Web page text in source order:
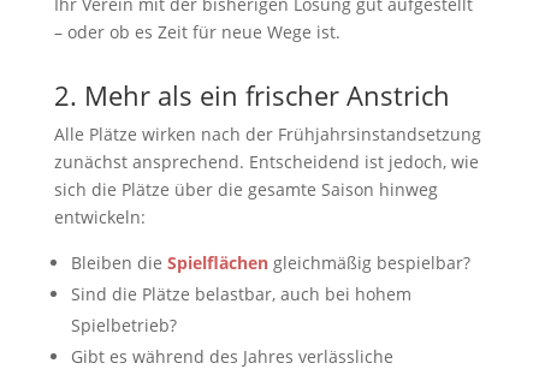
– oder ob es Zeit für neue Wege ist.
2. Mehr als ein frischer Anstrich
Alle Plätze wirken nach der Frühjahrsinstandsetzung
zunächst ansprechend. Entscheidend ist jedoch, wie
sich die Plätze über die gesamte Saison hinweg
entwickeln:
Bleiben die Spielflächengleichmäßig bespielbar?
Sind die Plätze belastbar, auch bei hohem
Spielbetrieb?
Gibt es während des Jahres verlässliche